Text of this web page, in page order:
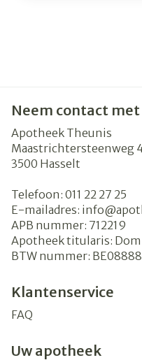
Neem contact met
Apotheek Theunis
Maastrichtersteenweg
3500 Hasselt
Telefoon: 011 22 27 25
E-mailadres: info@
APB nummer: 712219
Apotheek titularis:
BTW nummer:
Klantenservice
FAQ
Uw apotheek